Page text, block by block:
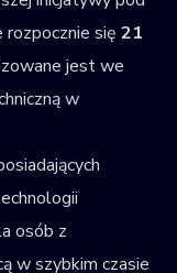
rozpocznie się 21
jest we
w
osób z
w szybkim czasie